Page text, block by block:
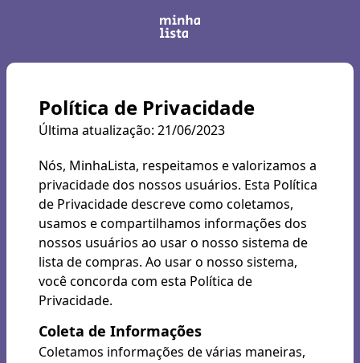
Política de Privacidade
Última atualização: 21/06/2023
Nós, MinhaLista, respeitamos e valorizamos a
privacidade dos nossos usuários. Esta Política
de Privacidade descreve como coletamos,
usamos e compartilhamos informações dos
nossos usuários ao usar o nosso sistema de
lista de compras. Ao usar o nosso sistema,
você concorda com esta Política de
Privacidade.
Coleta de Informações
Coletamos informações de várias maneiras,